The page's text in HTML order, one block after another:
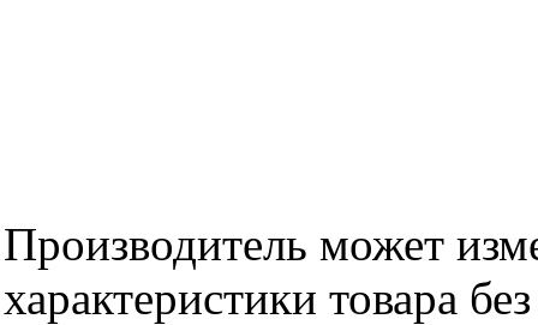
Производитель может
характеристики товара